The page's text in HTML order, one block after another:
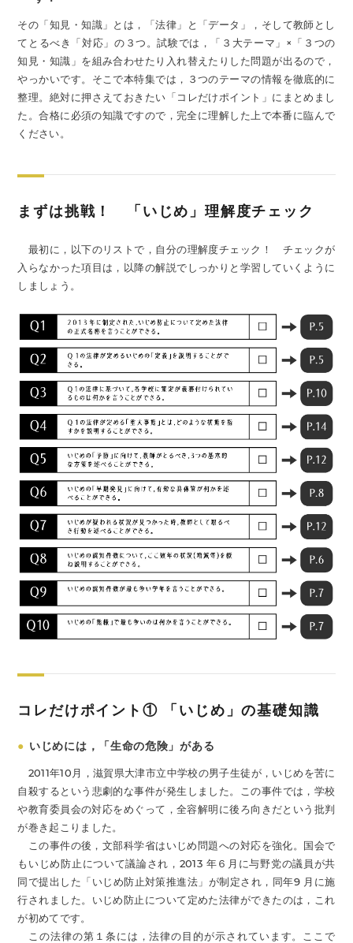
その「知見・知識」とは，「法律」と「データ」，そして教師とし
てとるべき「対応」の３つ。試験では，「３大テーマ」×「３つの
知見・知識」を組み合わせたり入れ替えたりした問題が出るので，
やっかいです。そこで本特集では，３つのテーマの情報を徹底的に
整理。絶対に押さえておきたい「コレだけポイント」にまとめまし
た。合格に必須の知識ですので，完全に理解した上で本番に臨んで
ください。
まずは挑戦！ 「いじめ」理解度チェック
最初に，以下のリストで，自分の理解度チェック！ チェックが
入らなかった項目は，以降の解説でしっかりと学習していくように
しましょう。
コレだけポイント① 「いじめ」の基礎知識
● いじめには，「生命の危険」がある
2011年10月，滋賀県大津市立中学校の男子生徒が，いじめを苦に
自殺するという悲劇的な事件が発生しました。この事件では，学校
や教育委員会の対応をめぐって，全容解明に後ろ向きだという批判
が巻き起こりました。
この事件の後，文部科学省はいじめ問題への対応を強化。国会で
もいじめ防止について議論され，2013 年６月に与野党の議員が共
同で提出した「いじめ防止対策推進法」が制定され，同年9 月に施
行されました。いじめ防止について定めた法律ができたのは，これ
が初めてです。
この法律の第１条には，法律の目的が示されています。ここで